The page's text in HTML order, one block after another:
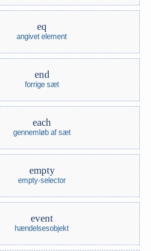
eq
angivet element
end
forrige sæt
each
gennemløb af sæt
empty
empty-selector
event
hændelsesobjekt